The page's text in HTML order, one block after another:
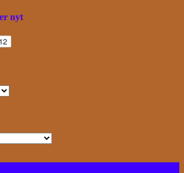
nyt